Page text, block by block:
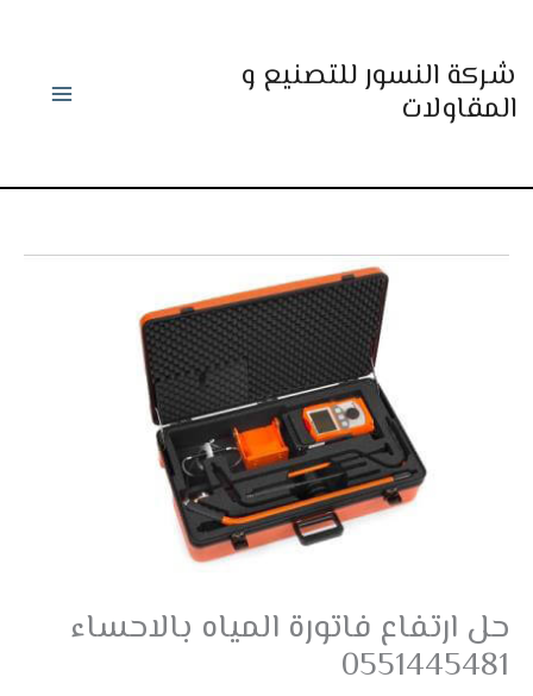
المحتوى
شركة النسور للتصنيع و
المقاولات
حل ارتفاع فاتورة المياه بالاحساء
0551445481